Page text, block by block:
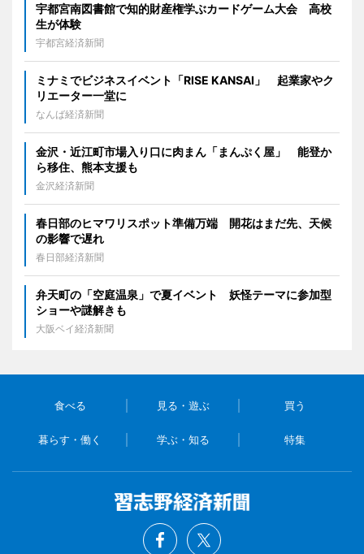
宇都宮南図書館で知的財産権学ぶカードゲーム大会 高校
生が体験
宇都宮経済新聞
ミナミでビジネスイベント「RISE KANSAI」 起業家やク
リエーター一堂に
なんば経済新聞
金沢・近江町市場入り口に肉まん「まんぷく屋」 能登か
ら移住、熊本支援も
金沢経済新聞
春日部のヒマワリスポット準備万端 開花はまだ先、天候
の影響で遅れ
春日部経済新聞
弁天町の「空庭温泉」で夏イベント 妖怪テーマに参加型
ショーや謎解きも
大阪ベイ経済新聞
食べる 見る・遊ぶ 買う
暮らす・働く 学ぶ・知る 特集